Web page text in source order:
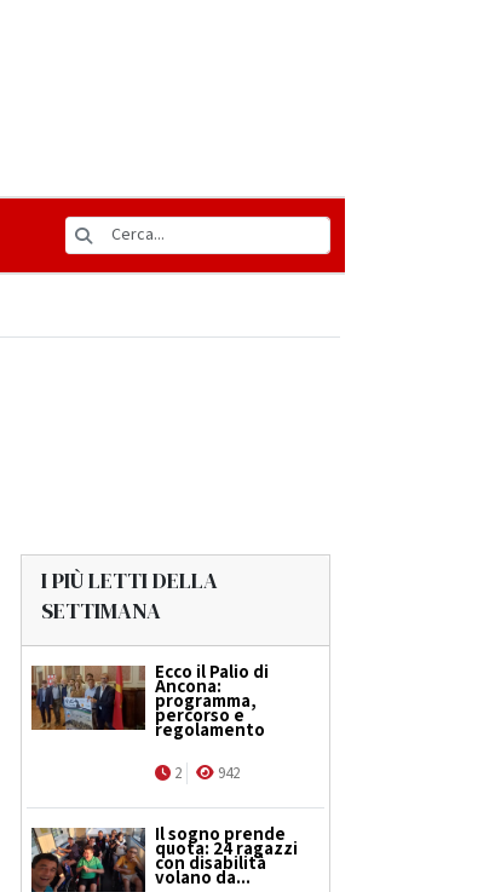
I PIÙ LETTI DELLA
SETTIMANA
Ecco il Palio di
Ancona:
programma,
percorso e
regolamento
2 942
Il sogno prende
quota: 24 ragazzi
con disabilità
volano da...